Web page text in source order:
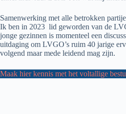
Samenwerking met alle betrokken
Ik ben in 2023 lid geworden van de
jonge gezinnen is momenteel een
uitdaging om LVGO’s ruim 40 jarige
volgend maar mede leidend mag zijn.
Maak hier kennis met het voltallige